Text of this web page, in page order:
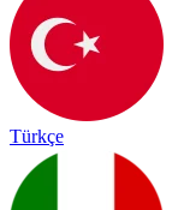
Türkçe